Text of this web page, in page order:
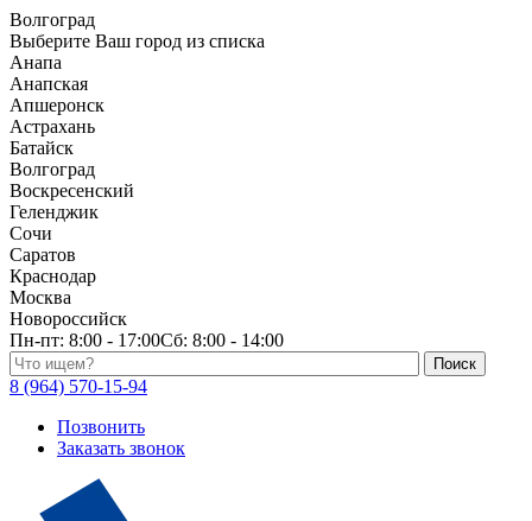
Волгоград
Выберите Ваш город из списка
Анапа
Анапская
Апшеронск
Астрахань
Батайск
Волгоград
Воскресенский
Геленджик
Сочи
Саратов
Краснодар
Москва
Новороссийск
Пн-пт: 8:00 - 17:00Сб: 8:00 - 14:00
Поиск по каталогу
8 (964) 570-15-94
Позвонить
Заказать звонок